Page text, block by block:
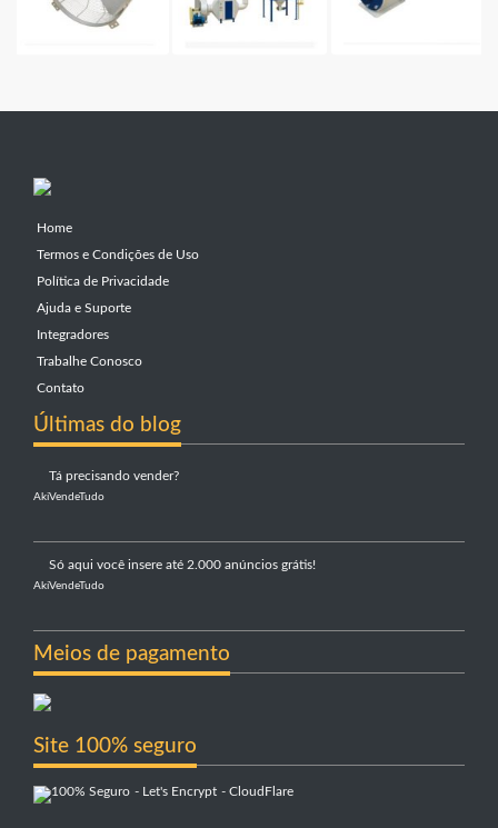
Home
Termos e Condições de Uso
Política de Privacidade
Ajuda e Suporte
Integradores
Trabalhe Conosco
Contato
Últimas do blog
Tá precisando vender?
AkiVendeTudo
Só aqui você insere até 2.000 anúncios grátis!
AkiVendeTudo
Meios de pagamento
Site 100% seguro